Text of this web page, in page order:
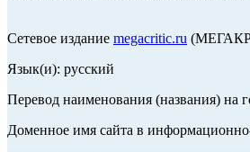
Сетевое издание megacritic.ru
Язык(и): русский
Перевод наименования (названия) на
Доменное имя сайта в